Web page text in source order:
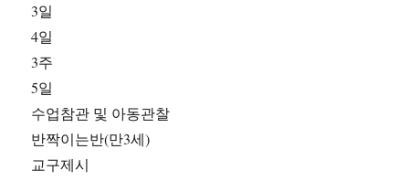
3일
4일
3주
5일
수업참관 및 아동관찰
반짝이는반(만3세)
교구제시